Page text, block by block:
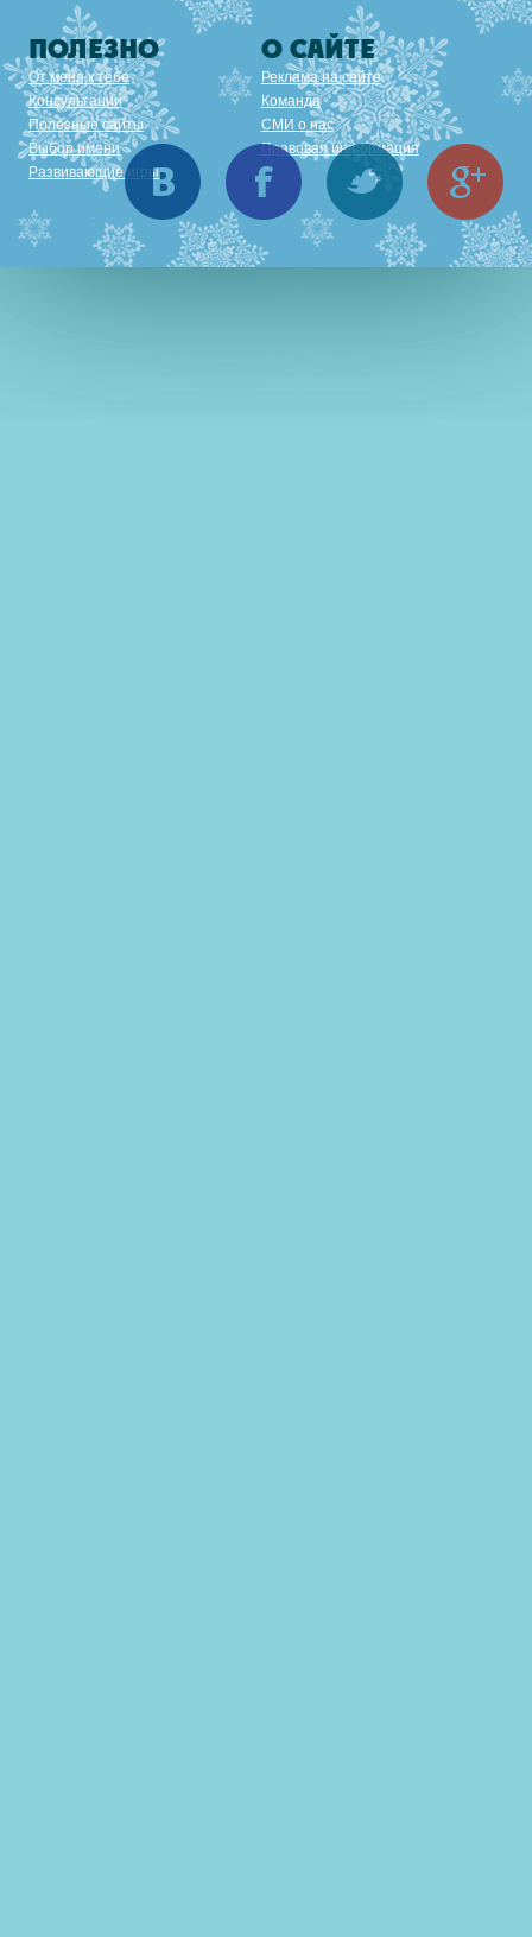
ПОЛЕЗНО
От меня к тебе
Консультации
Полезные сайты
Выбор имени
Развивающие игры
О САЙТЕ
Реклама на сайте
Команда
СМИ о нас
Правовая информация
Вконтакте Facebook Twitter